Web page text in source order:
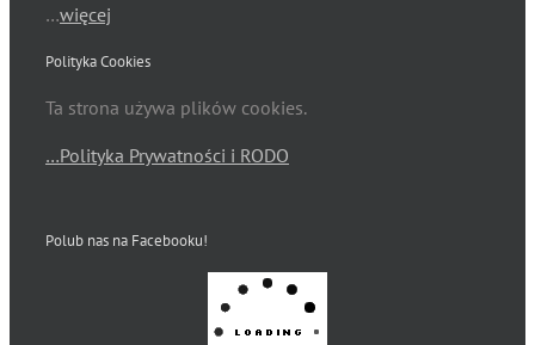
…więcej
Polityka Cookies
Ta strona używa plików cookies.
…Polityka Prywatności i RODO
Polub nas na Facebooku!